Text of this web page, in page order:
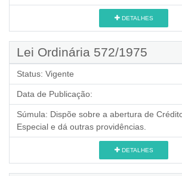
DETALHES
Lei Ordinária 572/1975
Status: Vigente
Data de Publicação:
Súmula: Dispõe sobre a abertura de
Especial e dá outras providências.
DETALHES